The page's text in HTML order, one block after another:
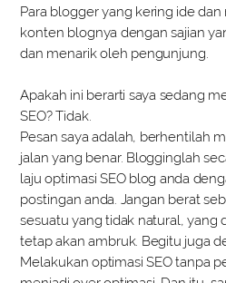
Para blogger yang kering ide
konten blognya dengan sajian
dan menarik oleh pengunjung.
Apakah ini berarti saya sedang
SEO? Tidak.
Pesan saya adalah, berhentilah
jalan yang benar. Blogginglah
laju optimasi SEO blog anda
postingan anda. Jangan berat
sesuatu yang tidak natural, yang
tetap akan ambruk. Begitu juga
Melakukan optimasi SEO tanpa